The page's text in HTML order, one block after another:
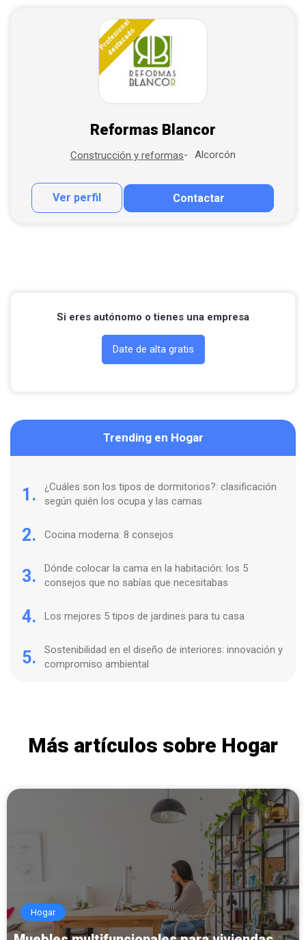
Profesional
destacado
Reformas Blancor
Construcción y reformas Alcorcón
Ver perfil Contactar
Contactar por correo
Si eres autónomo o tienes una empresa
Date de alta gratis
Trending en Hogar
1.
¿Cuáles son los tipos de dormitorios?: clasificación
según quién los ocupa y las camas
2. Cocina moderna: 8 consejos
3.
Dónde colocar la cama en la habitación: los 5
consejos que no sabías que necesitabas
4. Los mejores 5 tipos de jardines para tu casa
5.
Sostenibilidad en el diseño de interiores: innovación y
compromiso ambiental
Más artículos sobre Hogar
Hogar